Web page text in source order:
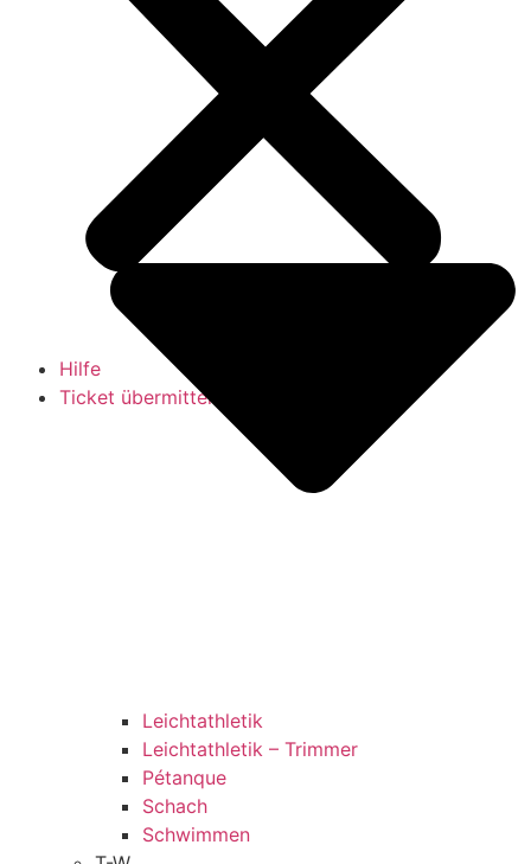
Leichtathletik
Leichtathletik – Trimmer
Pétanque
Schach
Schwimmen
Hilfe
Ticket übermitteln (Supportanfrage)